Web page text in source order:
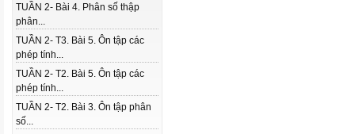
TUẦN 2- Bài 4. Phân số thập
phân...
TUẦN 2- T3. Bài 5. Ôn tập các
phép tính...
TUẦN 2- T2. Bài 5. Ôn tập các
phép tính...
TUẦN 2- T2. Bài 3. Ôn tập phân
số...